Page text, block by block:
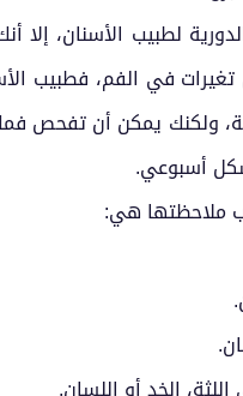
لطبيب الأسنان، إلا
في الفم، فطبيب
ولكنك يمكن أن تفحص
أسبوعي.
ملاحظتها هي: